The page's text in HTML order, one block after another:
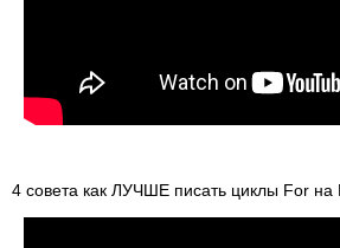
4 совета как ЛУЧШЕ писать циклы For на